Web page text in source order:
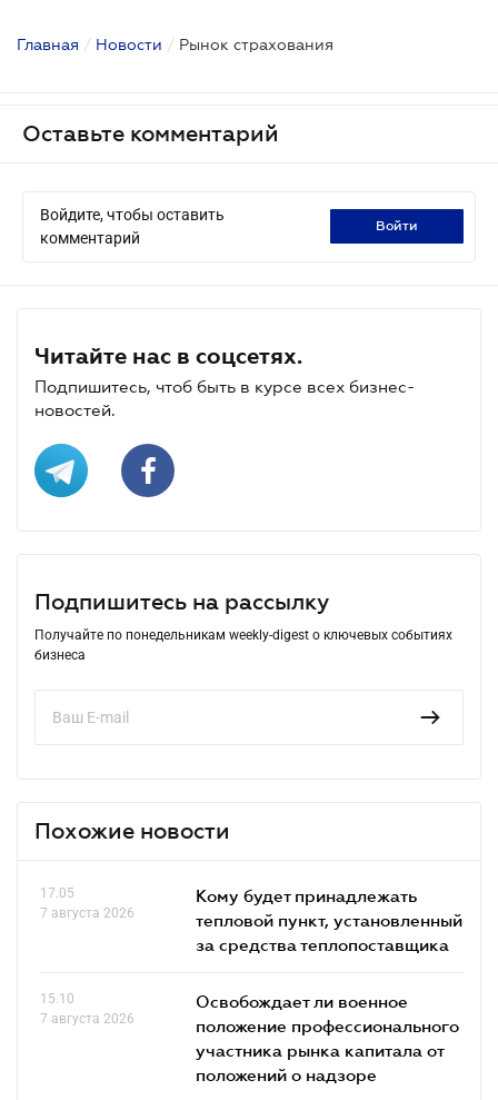
Главная / Новости / Рынок страхования
Оставьте комментарий
Войдите, чтобы оставить
комментарий
войти
Читайте нас в соцсетях.
Подпишитесь, чтоб быть в курсе всех бизнес-
новостей.
Подпишитесь на рассылку
Получайте по понедельникам weekly-digest о ключевых событиях
бизнеса
Похожие новости
17.05
7 августа 2026
Кому будет принадлежать
тепловой пункт, установленный
за средства теплопоставщика
15.10
7 августа 2026
Освобождает ли военное
положение профессионального
участника рынка капитала от
положений о надзоре